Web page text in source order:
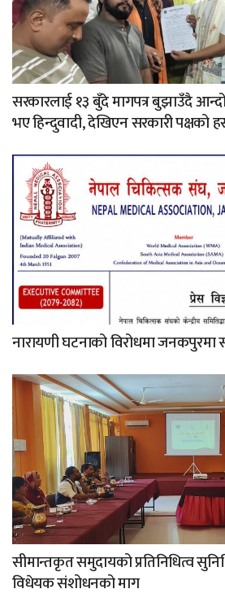
सरकारलाई १३ बुँदे मागपत्र बुझाउँदै
भए हिन्दुवादी, देखिएन सरकारी पक्षको
नारायणी घटनाको विरोधमा जनकपुरमा
सीमान्तकृत समुदायको प्रतिनिधित्व
विधेयक संशोधनको माग